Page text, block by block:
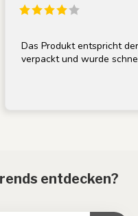
Produkt entspricht der
und wurde schnell
entdecken?